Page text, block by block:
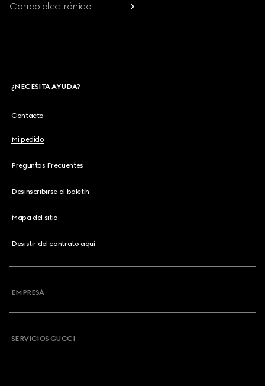
Correo electrónico
¿NECESITA AYUDA?
Contacto
Mi pedido
Preguntas Frecuentes
Desinscribirse al boletín
Mapa del sitio
Desistir del contrato aquí
EMPRESA
SERVICIOS GUCCI